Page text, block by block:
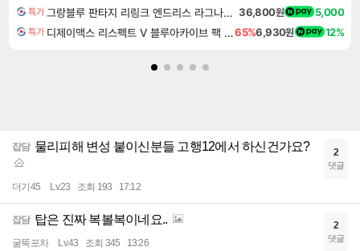
특가 그랑블루 판타지 리링크 엔드리스 라그나로크 업그레이드 킷 Granblue Fantasy Relink Endless Ragnarok Upgrade Kit DLC 36,800원 5,000
특가 디제이맥스 리스펙트 V 블루아카이브 팩 DJMAX RESPECT V Blue Archive Pack DLC65%6,930원 12%
잡담 물리피해 변성 붙이신분들 고행12에서 하신건가요?
더기45 Lv.23 조회 193 17:12
2
댓글
잡담 탑은 진짜 복볼복이네요..
굴뚝포차 Lv.43 조회 345 13:26
2
댓글